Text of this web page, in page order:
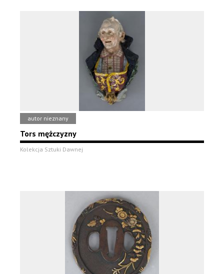
autor nieznany
Tors mężczyzny
Kolekcja Sztuki Dawnej